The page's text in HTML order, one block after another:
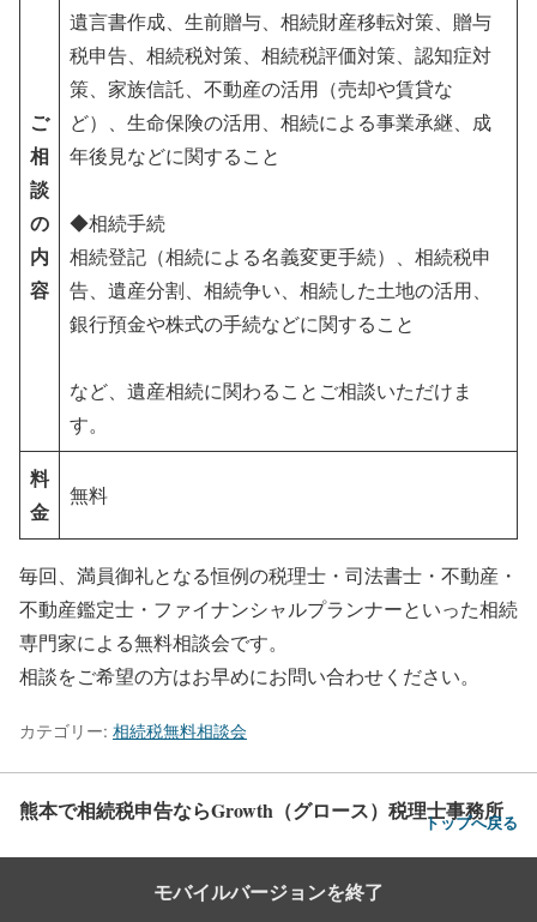
ご
相
談
の
内
容
遺言書作成、生前贈与、相続財産移転対策、贈与
税申告、相続税対策、相続税評価対策、認知症対
策、家族信託、不動産の活用（売却や賃貸な
ど）、生命保険の活用、相続による事業承継、成
年後見などに関すること
◆相続手続
相続登記（相続による名義変更手続）、相続税申
告、遺産分割、相続争い、相続した土地の活用、
銀行預金や株式の手続などに関すること
など、遺産相続に関わることご相談いただけま
す。
料
金
無料
毎回、満員御礼となる恒例の税理士・司法書士・不動産・
不動産鑑定士・ファイナンシャルプランナーといった相続
専門家による無料相談会です。
相談をご希望の方はお早めにお問い合わせください。
カテゴリー: 相続税無料相談会
熊本で相続税申告ならGrowth（グロース）税理士事務所
トップへ戻る
モバイルバージョンを終了